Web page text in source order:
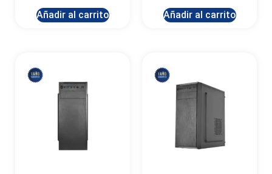
Añadir al carrito Añadir al carrito